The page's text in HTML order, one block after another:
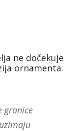
ne dočekuje
ornamenta.
granice